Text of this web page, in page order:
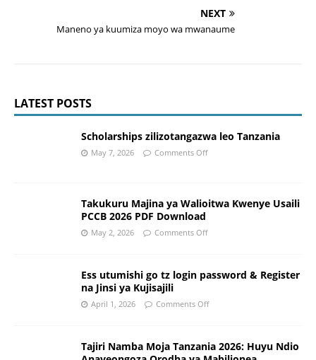
NEXT
Maneno ya kuumiza moyo wa mwanaume
LATEST POSTS
Scholarships zilizotangazwa leo Tanzania
May 7, 2026 Comments Off
Takukuru Majina ya Walioitwa Kwenye Usaili
PCCB 2026 PDF Download
May 2, 2026 Comments Off
Ess utumishi go tz login password & Register
na Jinsi ya Kujisajili
April 1, 2026 Comments Off
Tajiri Namba Moja Tanzania 2026: Huyu Ndio